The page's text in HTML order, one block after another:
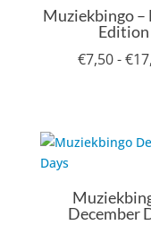
Muziekbingo –
Edition
€7,50-€
December